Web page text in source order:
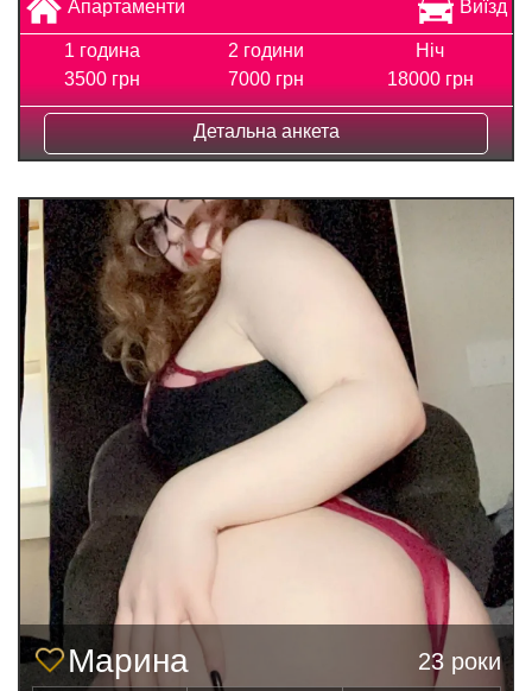
Апартаменти Виїзд
1 година
3500 грн
2 години
7000 грн
Ніч
18000 грн
Детальна анкета
Марина 23 роки